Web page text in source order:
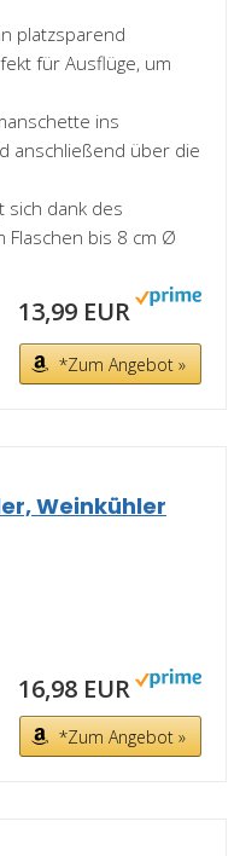
platzsparend
für Ausflüge, um
ins
anschließend über die
sich dank des
Flaschen bis 8 cm Ø
13,99 EUR
*Zum Angebot »
Weinkühler
16,98 EUR
*Zum Angebot »